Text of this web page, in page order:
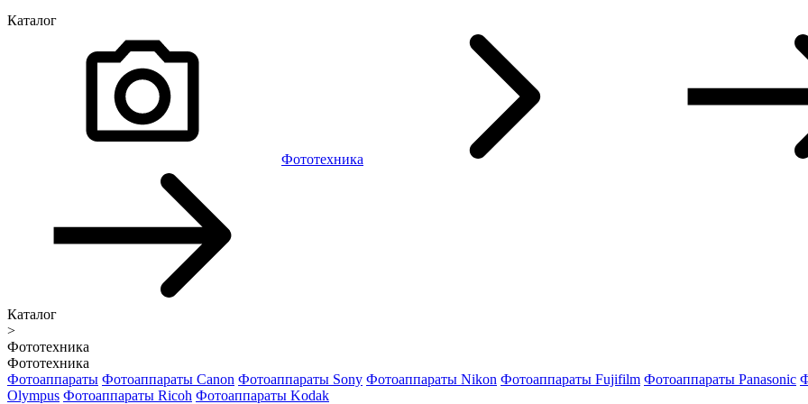
Каталог
Фототехника
Каталог
>
Фототехника
Фототехника
Фотоаппараты Фотоаппараты Canon Фотоаппараты Sony Фотоаппараты Nikon Фотоаппараты Fujifilm Фотоаппараты Panasonic
Olympus Фотоаппараты Ricoh Фотоаппараты Kodak